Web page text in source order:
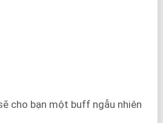
cho bạn một buff ngẫu nhiên